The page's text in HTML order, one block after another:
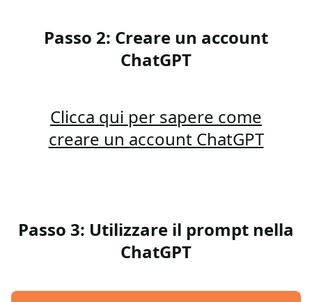
Passo 2: Creare un account
ChatGPT
Clicca qui per sapere come
creare un account ChatGPT
Passo 3: Utilizzare il prompt nella
ChatGPT